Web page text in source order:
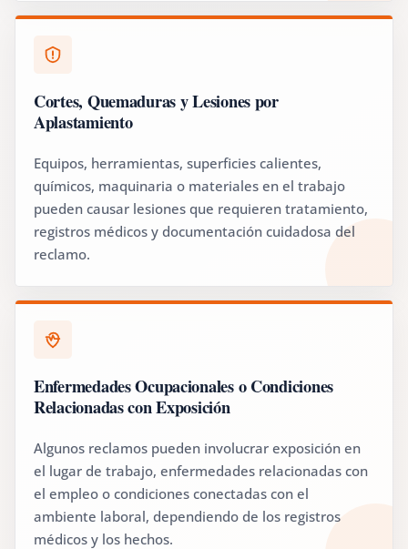
Cortes, Quemaduras y Lesiones por
Aplastamiento
Equipos, herramientas, superficies calientes,
químicos, maquinaria o materiales en el trabajo
pueden causar lesiones que requieren tratamiento,
registros médicos y documentación cuidadosa del
reclamo.
Enfermedades Ocupacionales o Condiciones
Relacionadas con Exposición
Algunos reclamos pueden involucrar exposición en
el lugar de trabajo, enfermedades relacionadas con
el empleo o condiciones conectadas con el
ambiente laboral, dependiendo de los registros
médicos y los hechos.